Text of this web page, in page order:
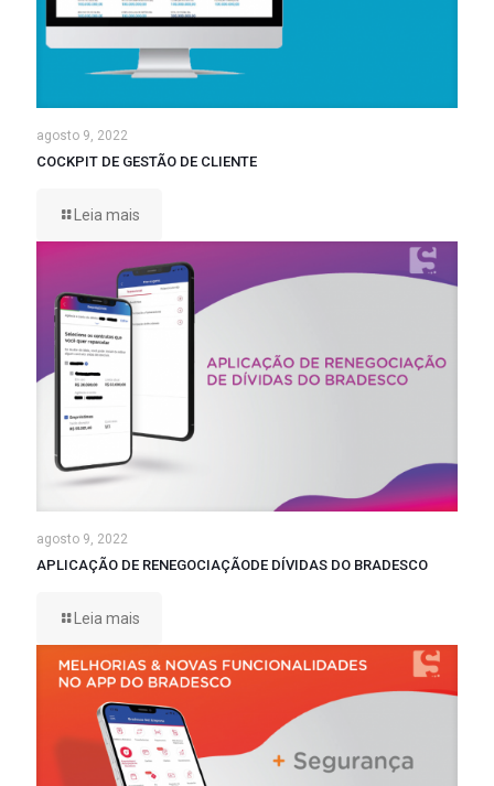
agosto 9, 2022
COCKPIT DE GESTÃO DE CLIENTE
Leia mais
agosto 9, 2022
APLICAÇÃO DE RENEGOCIAÇÃODE DÍVIDAS DO BRADESCO
Leia mais